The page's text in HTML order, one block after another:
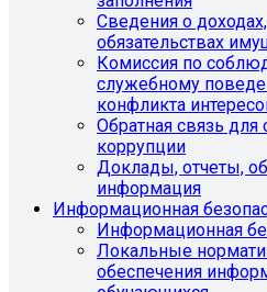
Сведения о
обязательствах
Комиссия по
служебному
конфликта
Обратная связь
коррупции
Доклады, отчеты,
информация
Информационная
Информационная
Локальные
обеспечения